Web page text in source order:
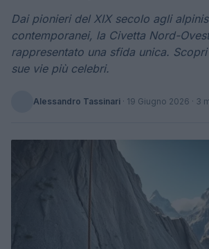
Dai pionieri del XIX secolo agli
contemporanei, la Civetta Nord-
rappresentato una sfida unica.
sue vie più celebri.
Alessandro Tassinari · 19 Giugno 2026 · 3